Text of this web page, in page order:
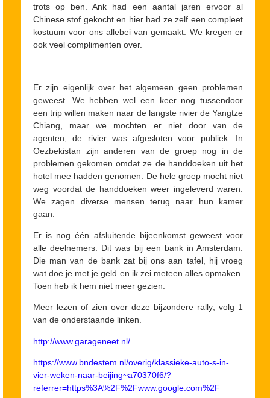
trots op ben. Ank had een aantal jaren ervoor al
Chinese stof gekocht en hier had ze zelf een compleet
kostuum voor ons allebei van gemaakt. We kregen er
ook veel complimenten over.
Er zijn eigenlijk over het algemeen geen problemen
geweest. We hebben wel een keer nog tussendoor
een trip willen maken naar de langste rivier de Yangtze
Chiang, maar we mochten er niet door van de
agenten, de rivier was afgesloten voor publiek. In
Oezbekistan zijn anderen van de groep nog in de
problemen gekomen omdat ze de handdoeken uit het
hotel mee hadden genomen. De hele groep mocht niet
weg voordat de handdoeken weer ingeleverd waren.
We zagen diverse mensen terug naar hun kamer
gaan.
Er is nog één afsluitende bijeenkomst geweest voor
alle deelnemers. Dit was bij een bank in Amsterdam.
Die man van de bank zat bij ons aan tafel, hij vroeg
wat doe je met je geld en ik zei meteen alles opmaken.
Toen heb ik hem niet meer gezien.
Meer lezen of zien over deze bijzondere rally; volg 1
van de onderstaande linken.
http://www.garageneet.nl/
https://www.bndestem.nl/overig/klassieke-auto-s-in-
vier-weken-naar-beijing~a70370f6/?
referrer=https%3A%2F%2Fwww.google.com%2F